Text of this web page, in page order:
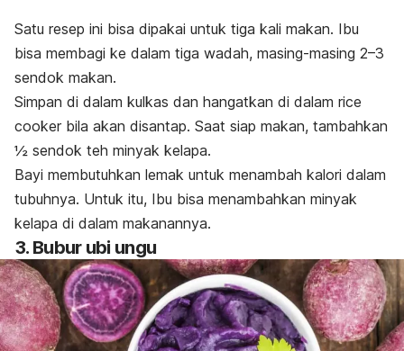
Satu resep ini bisa dipakai untuk tiga kali makan. Ibu
bisa membagi ke dalam tiga wadah, masing-masing 2–3
sendok makan.
Simpan di dalam kulkas dan hangatkan di dalam rice
cooker bila akan disantap. Saat siap makan, tambahkan
½ sendok teh minyak kelapa.
Bayi membutuhkan lemak untuk menambah kalori dalam
tubuhnya. Untuk itu, Ibu bisa menambahkan minyak
kelapa di dalam makanannya.
3. Bubur ubi ungu